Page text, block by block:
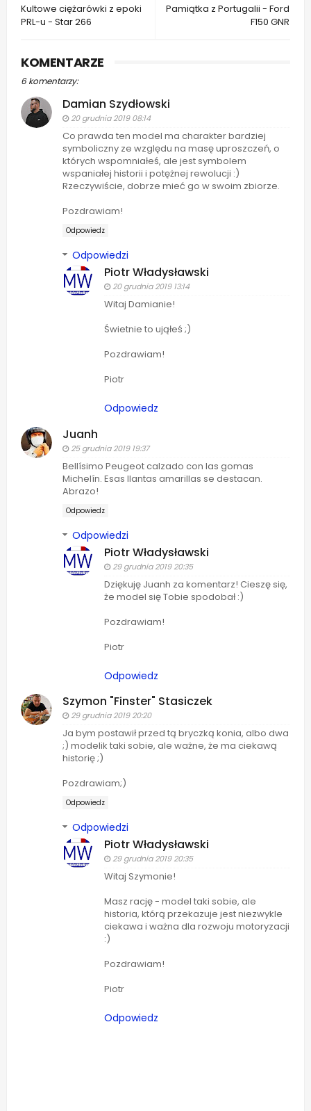
Pamiątka z Portugalii - Ford
F150 GNR
Kultowe ciężarówki z epoki
PRL-u - Star 266
KOMENTARZE
6 komentarzy:
Damian Szydłowski
20 grudnia 2019 08:14
Co prawda ten model ma charakter bardziej
symboliczny ze względu na masę uproszczeń, o
których wspomniałeś, ale jest symbolem
wspaniałej historii i potężnej rewolucji :)
Rzeczywiście, dobrze mieć go w swoim zbiorze.
Pozdrawiam!
Odpowiedz
Odpowiedzi
Piotr Władysławski
20 grudnia 2019 13:14
Witaj Damianie!
Świetnie to ująłeś ;)
Pozdrawiam!
Piotr
Odpowiedz
Juanh
25 grudnia 2019 19:37
Bellísimo Peugeot calzado con las gomas
Michelín. Esas llantas amarillas se destacan.
Abrazo!
Odpowiedz
Odpowiedzi
Piotr Władysławski
29 grudnia 2019 20:35
Dziękuję Juanh za komentarz! Cieszę się,
że model się Tobie spodobał :)
Pozdrawiam!
Piotr
Odpowiedz
Szymon "Finster" Stasiczek
29 grudnia 2019 20:20
Ja bym postawił przed tą bryczką konia, albo dwa
;) modelik taki sobie, ale ważne, że ma ciekawą
historię ;)
Pozdrawiam;)
Odpowiedz
Odpowiedzi
Piotr Władysławski
29 grudnia 2019 20:35
Witaj Szymonie!
Masz rację - model taki sobie, ale
historia, którą przekazuje jest niezwykle
ciekawa i ważna dla rozwoju motoryzacji
:)
Pozdrawiam!
Piotr
Odpowiedz